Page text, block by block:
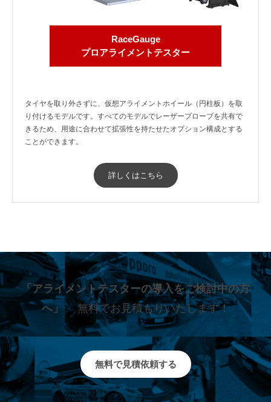
RaceGauge
プロアライメントテスター
タイヤを取り外さずに、仮想アライメントホイール（円柱板）を取
り付けるモデルです。すべてのモデルでレーザープローブを共有で
きるため、用途に合わせて拡張性を持たせたオプション構成とする
ことができます。
詳しくはこちら
「アライメントテスターの導入をご検討中の方
へ」
無料でお見積もりいたします！
無料で見積依頼する